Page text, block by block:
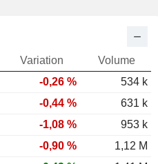
Variation
Volume
-0,26 %
534 k
-0,44 %
631 k
-1,08 %
953 k
-0,90 %
1,12 M